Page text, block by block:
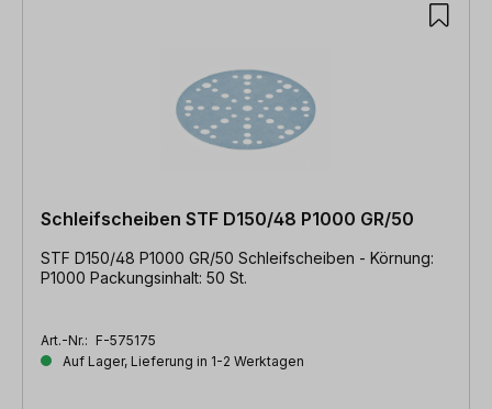
Schleifscheiben STF D150/48 P1000 GR/50
STF D150/48 P1000 GR/50 Schleifscheiben - Körnung:
P1000 Packungsinhalt: 50 St.
Art.-Nr.: F-575175
Auf Lager, Lieferung in 1-2 Werktagen